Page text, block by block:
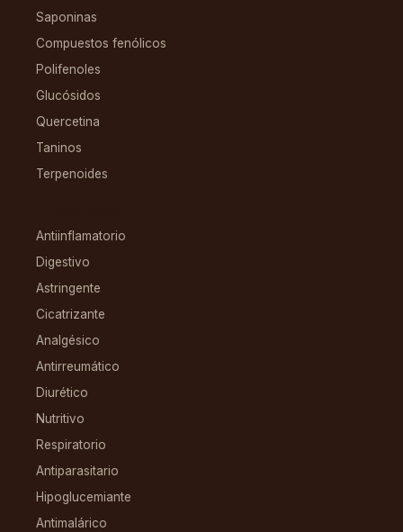
Saponinas
Compuestos fenólicos
Polifenoles
Glucósidos
Quercetina
Taninos
Terpenoides
Antiinflamatorio
Digestivo
Astringente
Cicatrizante
Analgésico
Antirreumático
Diurético
Nutritivo
Respiratorio
Antiparasitario
Hipoglucemiante
Antimalárico